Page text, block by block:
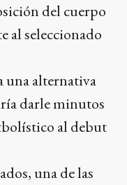
del cuerpo
al seleccionado
una alternativa
darle minutos
al debut
una de las